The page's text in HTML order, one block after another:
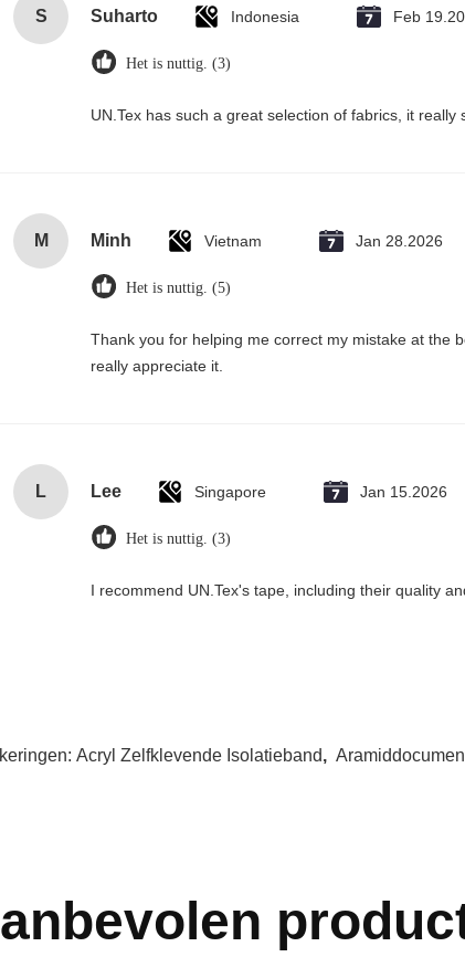
S Suharto Indonesia Feb
Het is nuttig. (3)
UN.Tex has such a great selection of fabrics, it
M Minh Vietnam Jan 28.2026
Het is nuttig. (5)
Thank you for helping me correct my mistake at the
really appreciate it.
L Lee Singapore Jan 15.2026
Het is nuttig. (3)
I recommend UN.Tex's tape, including their quality
Acryl Zelfklevende Isolatieband,